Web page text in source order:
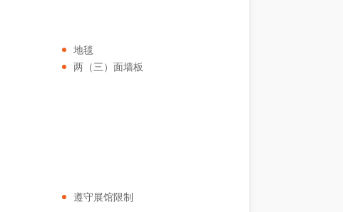
地毯
两（三）面墙板
遵守展馆限制